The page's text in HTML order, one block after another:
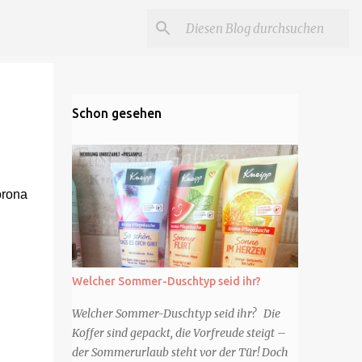
Schon gesehen
Welcher Sommer-Duschtyp seid ihr?
Welcher Sommer-Duschtyp seid ihr? Die
Koffer sind gepackt, die Vorfreude steigt –
der Sommerurlaub steht vor der Tür! Doch